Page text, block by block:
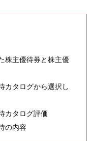
株主優待券と株主優
カタログから選択し
カタログ評価
の内容